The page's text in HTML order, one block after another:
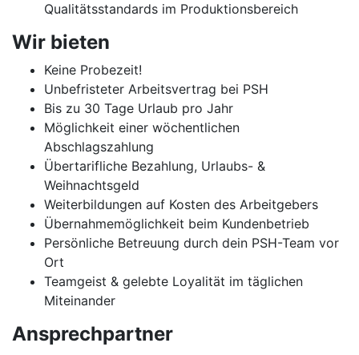
Qualitätsstandards im Produktionsbereich
Wir bieten
Keine Probezeit!
Unbefristeter Arbeitsvertrag bei PSH
Bis zu 30 Tage Urlaub pro Jahr
Möglichkeit einer wöchentlichen
Abschlagszahlung
Übertarifliche Bezahlung, Urlaubs- &
Weihnachtsgeld
Weiterbildungen auf Kosten des Arbeitgebers
Übernahmemöglichkeit beim Kundenbetrieb
Persönliche Betreuung durch dein PSH-Team vor
Ort
Teamgeist & gelebte Loyalität im täglichen
Miteinander
Ansprechpartner